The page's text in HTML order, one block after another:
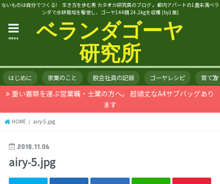
ないものは自分でつくる! 生き方を歩む男 カタオカ研究員のブログ 。都内アパートの1畳未満ベラ
ンダで水耕栽培を駆使し、ゴーヤ144個 24.2kgを収穫 (by1苗)
ベランダゴーヤ
研究所
menu
はじめに 家業のこと 脱会社員の記録 ゴーヤレシピ 育て方
重い書類を運ぶ営業職・士業の方へ。 超頑丈なA4サブバッグあり
ます
HOME airy-5.jpg
2018.11.06
airy-5.jpg